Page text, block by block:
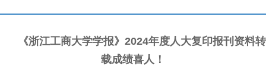
《浙江工商大学学报》2024年度人大复印报刊资料转
载成绩喜人！